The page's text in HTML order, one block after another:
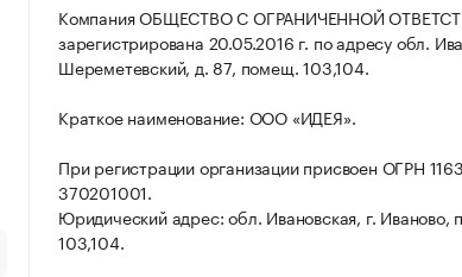
Компания ОБЩЕСТВО С ОГРАНИЧЕННОЙ
зарегистрирована 20.05.2016 г. по адресу обл.
Шереметевский, д. 87, помещ. 103,104.
Краткое наименование: ООО «ИДЕЯ».
При регистрации организации присвоен ОГРН
370201001.
Юридический адрес: обл. Ивановская, г.
103,104.